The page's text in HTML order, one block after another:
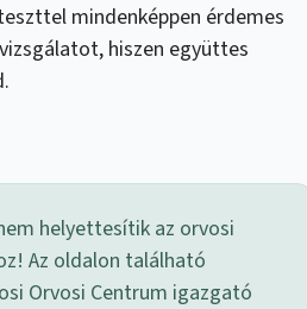
mindenképpen érdemes
hiszen együttes
helyettesítik az orvosi
Az oldalon található
Orvosi Centrum igazgató